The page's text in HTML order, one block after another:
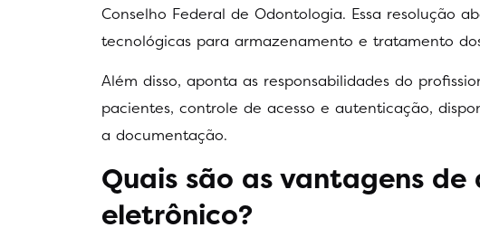
Conselho Federal de Odontologia. Essa resolução
tecnológicas para armazenamento e tratamento
Além disso, aponta as responsabilidades do
pacientes, controle de acesso e autenticação,
a documentação.
Quais são as vantagens
eletrônico?